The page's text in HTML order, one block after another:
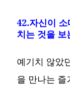
42.자신이
치는 것을 보
예기치 않았
을 만나는 즐